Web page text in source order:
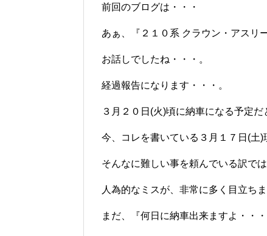
前回のブログは・・・
あぁ、『２１０系 クラウン・アスリ
お話しでしたね・・・。
経過報告になります・・・。
３月２０日(火)頃に納車になる予定だ
今、コレを書いている３月１７日(土)
そんなに難しい事を頼んでいる訳で
人為的なミスが、非常に多く目立ちま
まだ、『何日に納車出来ますよ・・